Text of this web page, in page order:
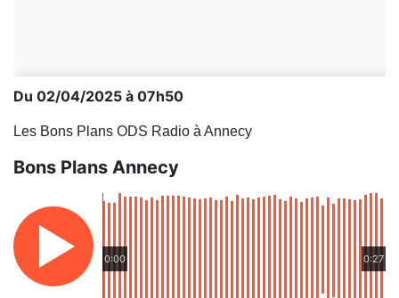
Du 02/04/2025 à 07h50
Les Bons Plans ODS Radio à Annecy
Bons Plans Annecy
0:00 0:27